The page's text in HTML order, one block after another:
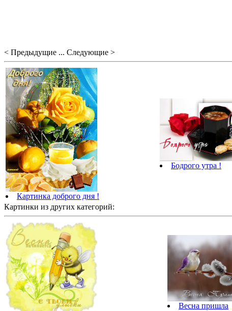
< Предыдущие ... Следующие >
Картинка доброго дня !
Бодрого утра !
Картинки из других категорий:
Весна пришла